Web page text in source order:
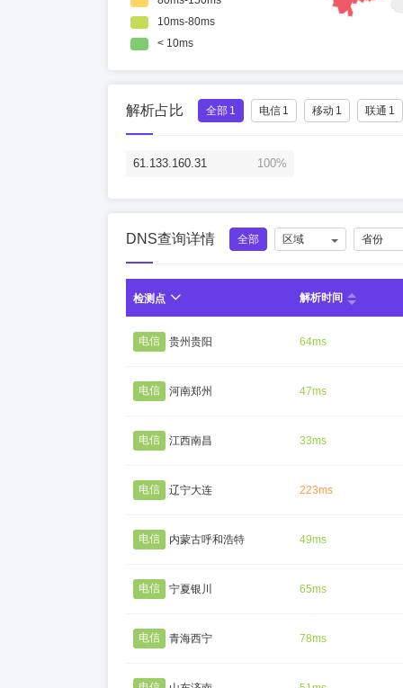
解析占比 全部 1 电信 1 移动 1 联通 1
61.133.160.31 100%
DNS查询详情 全部 区域 省份
检测点 解析时间
电信 贵州贵阳 64ms
电信 河南郑州 47ms
电信 江西南昌 33ms
电信 辽宁大连 223ms
电信 内蒙古呼和浩特 49ms
电信 宁夏银川 65ms
电信 青海西宁 78ms